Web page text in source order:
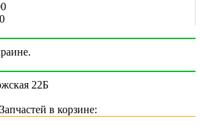
22Б
Запчастей в корзине: